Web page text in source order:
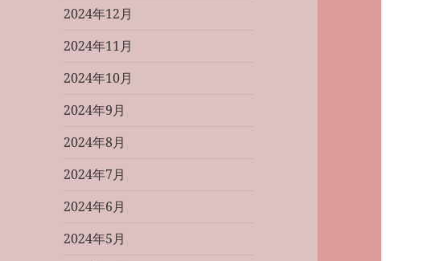
2024年12月
2024年11月
2024年10月
2024年9月
2024年8月
2024年7月
2024年6月
2024年5月